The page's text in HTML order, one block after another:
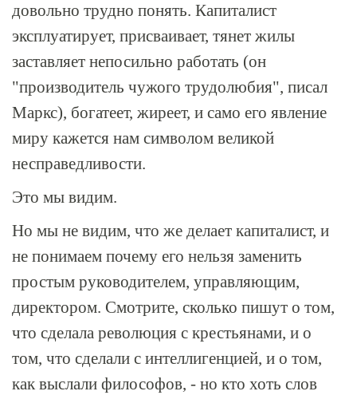
довольно трудно понять. Капиталист
эксплуатирует, присваивает, тянет жилы
заставляет непосильно работать (он
"производитель чужого трудолюбия", писал
Маркс), богатеет, жиреет, и само его явление
миру кажется нам символом великой
несправедливости.
Это мы видим.
Но мы не видим, что же делает капиталист, и
не понимаем почему его нельзя заменить
простым руководителем, управляющим,
директором. Смотрите, сколько пишут о том,
что сделала революция с крестьянами, и о
том, что сделали с интеллигенцией, и о том,
как выслали философов, - но кто хоть слов